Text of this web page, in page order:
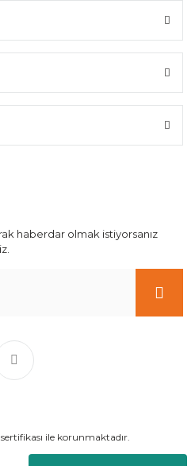
haberdar olmak istiyorsanız
ile korunmaktadır.